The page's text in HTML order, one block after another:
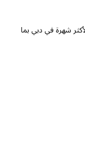
شهرة في دبي بما